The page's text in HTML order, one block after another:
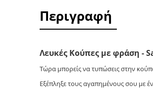
Περιγραφή
Λευκές Κούπες με φράση -
Τώρα μπορείς να τυπώσεις στην
Εξέπληξε τους αγαπημένους σου με